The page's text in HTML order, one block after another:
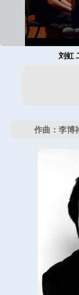
刘虹
作曲：李博